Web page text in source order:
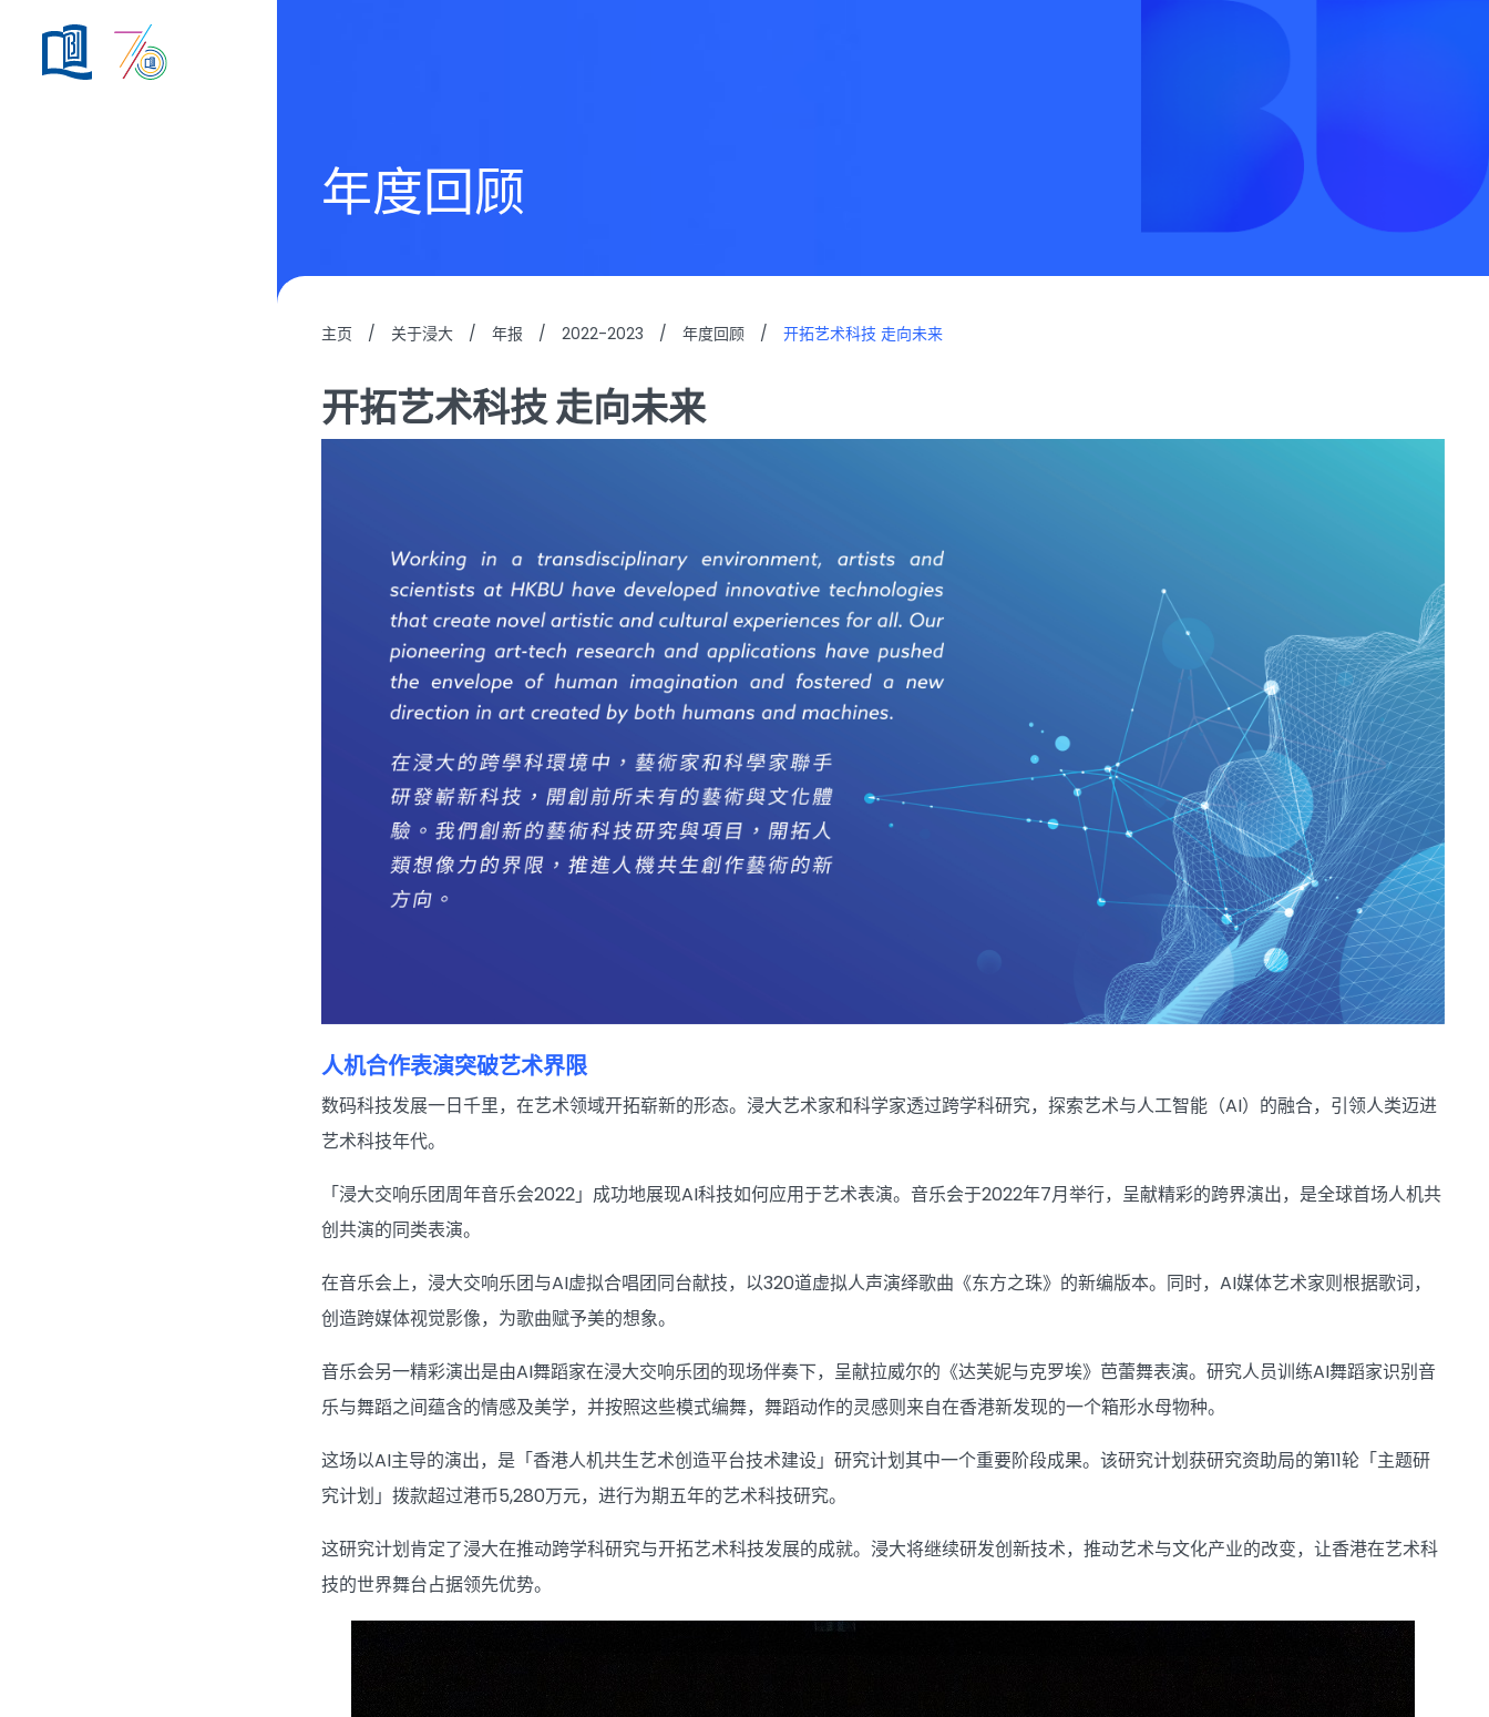
年度回顾
主页 / 关于浸大 / 年报 / 2022-2023 / 年度回顾 / 开拓艺术科技 走向未来
开拓艺术科技 走向未来
人机合作表演突破艺术界限
数码科技发展一日千里，在艺术领域开拓崭新的形态。浸大艺术家和科学家透过跨学科研究，探索艺术与人工智能（AI）的融合，引领人类迈进
艺术科技年代。
「浸大交响乐团周年音乐会2022」成功地展现AI科技如何应用于艺术表演。音乐会于2022年7月举行，呈献精彩的跨界演出，是全球首场人机共
创共演的同类表演。
在音乐会上，浸大交响乐团与AI虚拟合唱团同台献技，以320道虚拟人声演绎歌曲《东方之珠》的新编版本。同时，AI媒体艺术家则根据歌词，
创造跨媒体视觉影像，为歌曲赋予美的想象。
音乐会另一精彩演出是由AI舞蹈家在浸大交响乐团的现场伴奏下，呈献拉威尔的《达芙妮与克罗埃》芭蕾舞表演。研究人员训练AI舞蹈家识别音
乐与舞蹈之间蕴含的情感及美学，并按照这些模式编舞，舞蹈动作的灵感则来自在香港新发现的一个箱形水母物种。
这场以AI主导的演出，是「香港人机共生艺术创造平台技术建设」研究计划其中一个重要阶段成果。该研究计划获研究资助局的第11轮「主题研
究计划」拨款超过港币5,280万元，进行为期五年的艺术科技研究。
这研究计划肯定了浸大在推动跨学科研究与开拓艺术科技发展的成就。浸大将继续研发创新技术，推动艺术与文化产业的改变，让香港在艺术科
技的世界舞台占据领先优势。